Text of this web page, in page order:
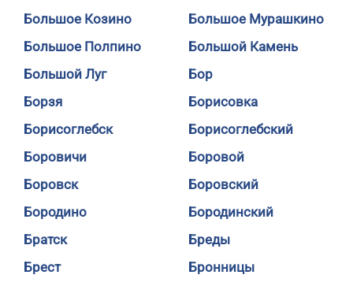
Большое Козино
Большое Мурашкино
Большое Полпино
Большой Камень
Большой Луг
Бор
Борзя
Борисовка
Борисоглебск
Борисоглебский
Боровичи
Боровой
Боровск
Боровский
Бородино
Бородинский
Братск
Бреды
Брест
Бронницы